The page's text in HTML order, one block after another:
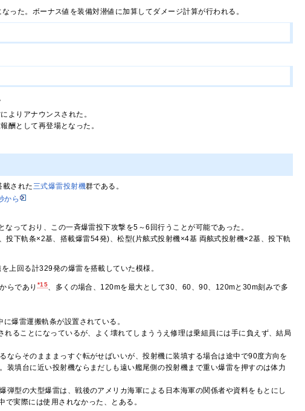
た。ボーナス値を装備対潜値に加算してダメージ計算が行われる。
よりアナウンスされた。
酬として再登場となった。
載された三式爆雷投射機群である。
から
っており、この一斉爆雷投下攻撃を5～6回行うことが可能であった。
下軌条×2基、搭載爆雷54発)、松型(片舷式投射機×4基 両舷式投射機×2基、投下軌
上回る計329発の爆雷を搭載していた模様。
らであり *15
、多くの場合、120mを最大として30、60、90、120mと30m刻みで多
爆雷運搬軌条が設置されている。
ることになっているが、よく壊れてしまううえ修理は乗組員には手に負えず、結局
らそのまままっすぐ転がせばいいが、投射機に装填する場合は途中で90度方向を
填台に近い投射機ならまだしも遠い艦尾側の投射機まで重い爆雷を押すのは体力
弾型の大型爆雷は、戦後のアメリカ海軍による日本海軍の関係者や資料をもとにし
実際には使用されなかった、とある。